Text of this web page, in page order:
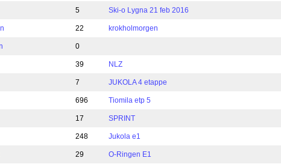
5 Ski-o Lygna 21 feb 2016
22 krokholmorgen
0
39 NLZ
7 JUKOLA 4 etappe
696 Tiomila etp 5
17 SPRINT
248 Jukola e1
29 O-Ringen E1